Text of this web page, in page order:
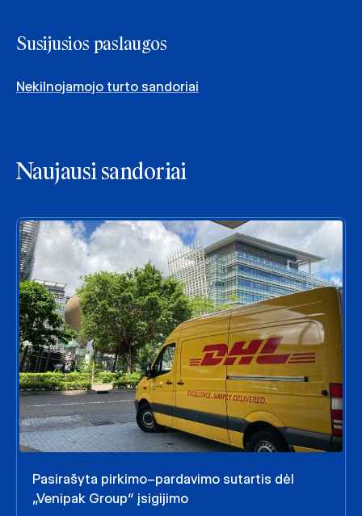
Susijusios paslaugos
Nekilnojamojo turto sandoriai
Naujausi sandoriai
Pasirašyta pirkimo–pardavimo sutartis dėl
„Venipak Group“ įsigijimo